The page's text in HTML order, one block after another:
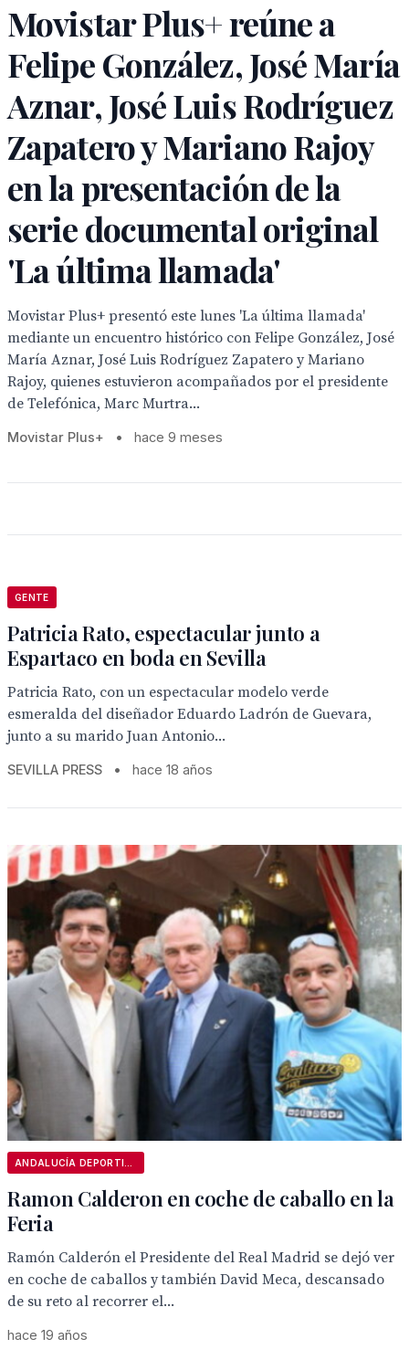
Movistar Plus+ reúne a
Felipe González, José María
Aznar, José Luis Rodríguez
Zapatero y Mariano Rajoy
en la presentación de la
serie documental original
'La última llamada'
Movistar Plus+ presentó este lunes 'La última llamada'
mediante un encuentro histórico con Felipe González, José
María Aznar, José Luis Rodríguez Zapatero y Mariano
Rajoy, quienes estuvieron acompañados por el presidente
de Telefónica, Marc Murtra...
Movistar Plus+ • hace 9 meses
GENTE
Patricia Rato, espectacular junto a
Espartaco en boda en Sevilla
Patricia Rato, con un espectacular modelo verde
esmeralda del diseñador Eduardo Ladrón de Guevara,
junto a su marido Juan Antonio...
SEVILLA PRESS • hace 18 años
Ramon Calderon en coche de caballo en la
Feria
Ramón Calderón el Presidente del Real Madrid se dejó ver
en coche de caballos y también David Meca, descansado
de su reto al recorrer el...
hace 19 años